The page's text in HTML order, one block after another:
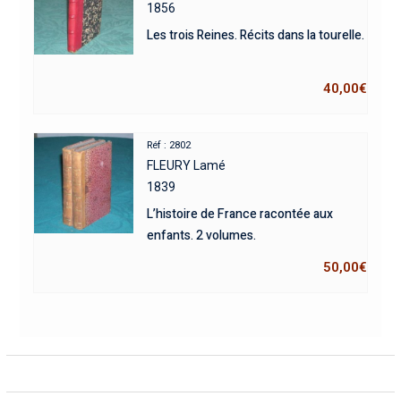
1856
Les trois Reines. Récits dans la tourelle.
40,00€
Réf : 2802
FLEURY Lamé
1839
L’histoire de France racontée aux
enfants. 2 volumes.
50,00€